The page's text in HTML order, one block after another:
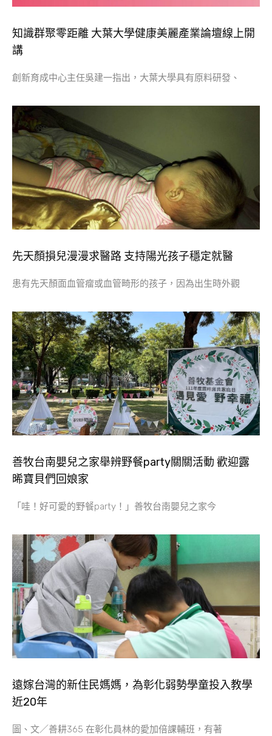
知識群聚零距離 大葉大學健康美麗產業論壇線上開
講
創新育成中心主任吳建一指出，大葉大學具有原料研發、
先天顏損兒漫漫求醫路 支持陽光孩子穩定就醫
患有先天顏面血管瘤或血管畸形的孩子，因為出生時外觀
善牧台南嬰兒之家舉辨野餐party關關活動 歡迎露
晞寶貝們回娘家
「哇！好可愛的野餐party！」善牧台南嬰兒之家今
遠嫁台灣的新住民媽媽，為彰化弱勢學童投入教學
近20年
圖、文／善耕365 在彰化員林的愛加倍課輔班，有著